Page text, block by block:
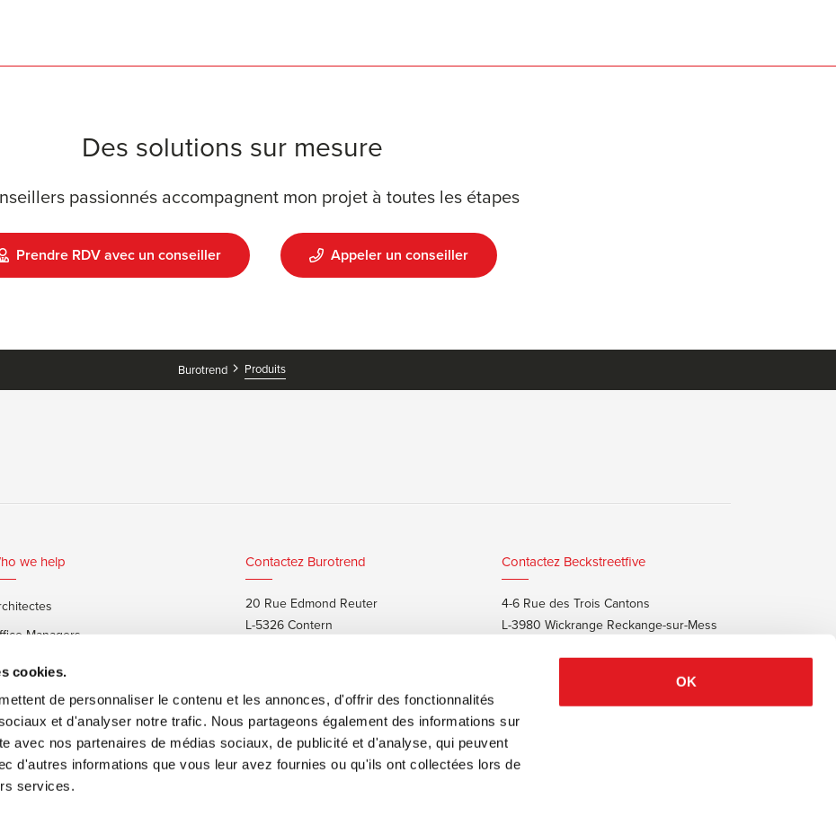
cookies.
de personnaliser le contenu et les annonces, d'offrir des fonctionnalités
et d'analyser notre trafic. Nous partageons également des informations sur
avec nos partenaires de médias sociaux, de publicité et d'analyse, qui peuvent
d'autres informations que vous leur avez fournies ou qu'ils ont collectées lors de
services.
OK
Des solutions sur mesure
passionnés accompagnent mon projet à toutes les étapes
Prendre RDV avec un conseiller Appeler un conseiller
Burotrend Produits
we help
Managers
privés
Contactez Burotrend
20 Rue Edmond Reuter
L-5326 Contern
Contactez Beckstreetfive
4-6 Rue des Trois Cantons
L-3980 Wickrange Reckange-sur-Mess
+352 48 25 68 55
de vente